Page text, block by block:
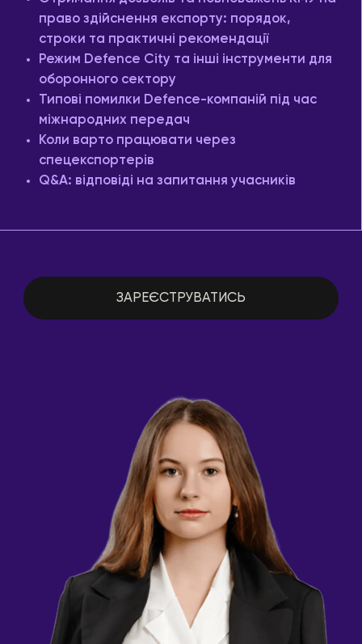
право здійснення експорту: порядок,
строки та практичні рекомендації
Режим Defence City та інші інструменти для
оборонного сектору
Типові помилки Defence-компаній під час
міжнародних передач
Коли варто працювати через
спецекспортерів
Q&A: відповіді на запитання учасників
ЗАРЕЄСТРУВАТИСЬ